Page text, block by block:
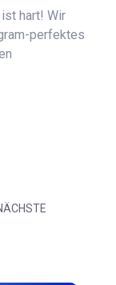
hart! Wir
perfektes